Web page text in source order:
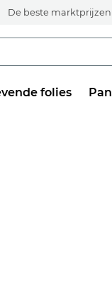
De beste marktprijzen
folies